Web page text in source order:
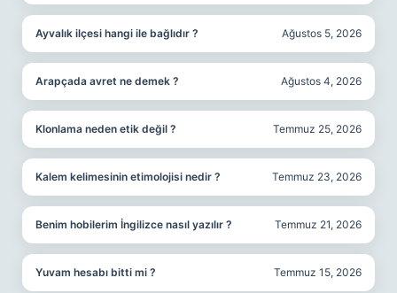
Ayvalık ilçesi hangi ile bağlıdır ? Ağustos 5, 2026
Arapçada avret ne demek ? Ağustos 4, 2026
Klonlama neden etik değil ? Temmuz 25, 2026
Kalem kelimesinin etimolojisi nedir ? Temmuz 23, 2026
Benim hobilerim İngilizce nasıl yazılır ? Temmuz 21, 2026
Yuvam hesabı bitti mi ? Temmuz 15, 2026